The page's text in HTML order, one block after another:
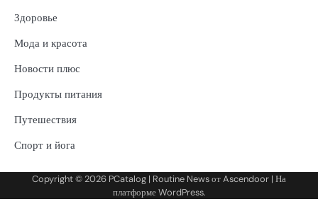
Здоровье
Мода и красота
Новости плюс
Продукты питания
Путешествия
Спорт и йога
Copyright © 2026 PCatalog | Routine News отAscendoor | На
платформеWordPress.